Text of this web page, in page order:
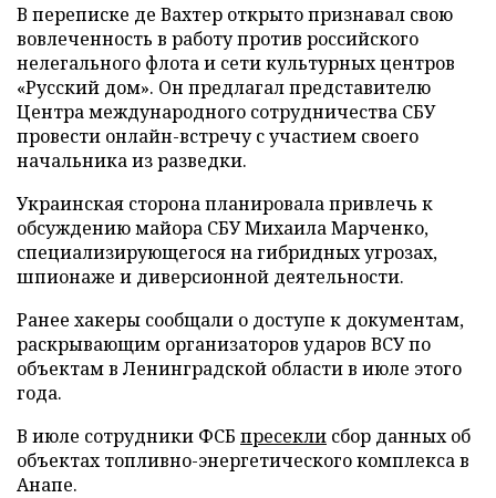
В переписке де Вахтер открыто признавал свою
вовлеченность в работу против российского
нелегального флота и сети культурных центров
«Русский дом». Он предлагал представителю
Центра международного сотрудничества СБУ
провести онлайн-встречу с участием своего
начальника из разведки.
Украинская сторона планировала привлечь к
обсуждению майора СБУ Михаила Марченко,
специализирующегося на гибридных угрозах,
шпионаже и диверсионной деятельности.
Ранее хакеры сообщали о доступе к документам,
раскрывающим организаторов ударов ВСУ по
объектам в Ленинградской области в июле этого
года.
В июле сотрудники ФСБ пресекли сбор данных об
объектах топливно-энергетического комплекса в
Анапе.